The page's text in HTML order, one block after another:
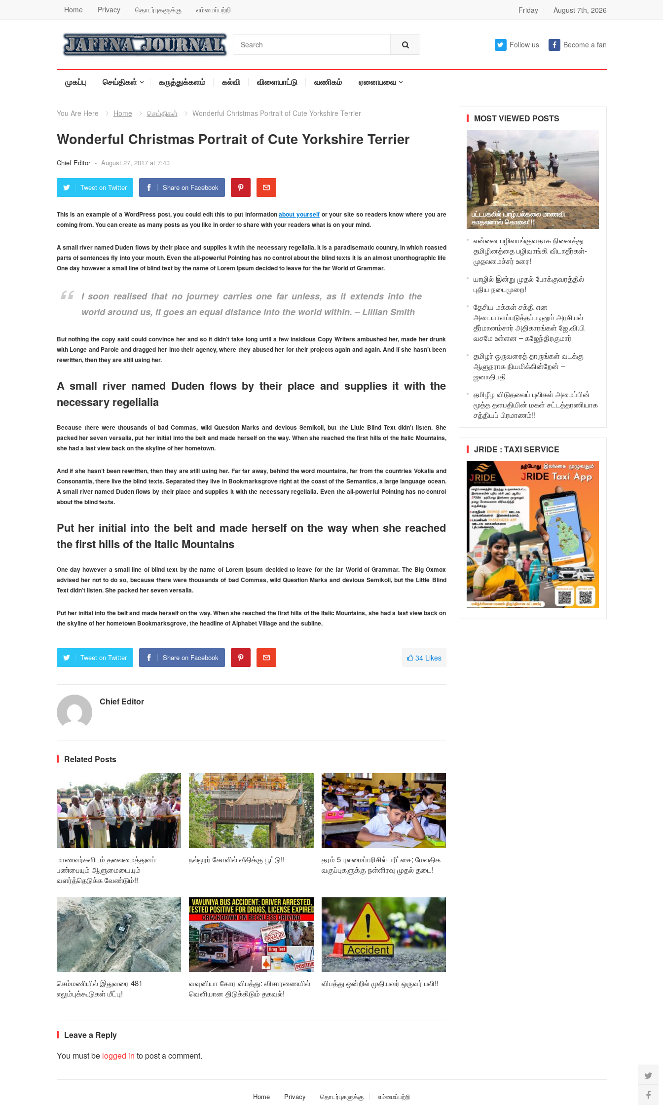
Home Privacy தொடர்புகளுக்கு எம்மைப்பற்றி Friday August 7th, 2026
Follow us Become a fan
முகப்பு செய்திகள் கருத்துக்களம் கல்வி விளையாட்டு வணிகம் ஏனையவை
You Are Here Home செய்திகள் Wonderful Christmas Portrait of Cute Yorkshire Terrier
Wonderful Christmas Portrait of Cute Yorkshire Terrier
Chief Editor - August 27, 2017 at 7:43
Tweet on Twitter Share on Facebook
This is an example of a WordPresspost, you could edit this to put informationabout yourself or your site so readers know where you are
coming from. You can create as many posts as you like in order to share with your readers what is on your mind.
A small river named Duden flows by their place and supplies it with the necessary regelialia. It is a paradisematic country, in which roasted
parts of sentences fly into your mouth. Even the all-powerful Pointing has no control about the blind texts it is an almost unorthographic life
One day however a small line of blind text by the name of Lorem Ipsum decided to leave for the far World of Grammar.
I soon realised that no journey carries one far unless, as it extends into the
world around us, it goes an equal distance into the world within. – Lillian Smith
But nothing the copy said could convince her and so it didn’t take long until a few insidious Copy Writers ambushed her, made her drunk
with Longe and Parole and dragged her into their agency, where they abused her for their projects again and again. And if she hasn’t been
rewritten, then they are still using her.
A small river named Duden flows by their place and supplies it with the
necessary regelialia
Because there were thousands of bad Commas, wild Question Marks and devious Semikoli, but the Little Blind Text didn’t listen. She
packed her seven versalia, put her initial into the belt and made herself on the way. When she reached the first hills of the Italic Mountains,
she had a last view back on the skyline of her hometown.
And if she hasn’t been rewritten, then they are still using her. Far far away, behind the word mountains, far from the countries Vokalia and
Consonantia, there live the blind texts. Separated they live in Bookmarksgrove right at the coast of the Semantics, a large language ocean.
A small river named Duden flows by their place and supplies it with the necessary regelialia. Even the all-powerful Pointing has no control
about the blind texts.
Put her initial into the belt and made herself on the way when she reached
the first hills of the Italic Mountains
One day however a small line of blind text by the name of Lorem Ipsum decided to leave for the far World of Grammar. The Big Oxmox
advised her not to do so, because there were thousands of bad Commas, wild Question Marks and devious Semikoli, but the Little Blind
Text didn’t listen. She packed her seven versalia.
Put her initial into the belt and made herself on the way. When she reached the first hills of the Italic Mountains, she had a last view back on
the skyline of her hometown Bookmarksgrove, the headline of Alphabet Village and the subline.
Tweet on Twitter Share on Facebook 34 Likes
Chief Editor
Related Posts
மாணவர்களிடம் தலைமைத்துவப்
பண்பையும் ஆளுமையையும்
வளர்த்தெடுக்க வேண்டும்!!
நல்லூர் கோவில் வீதிக்கு பூட்டு!!
தரம் 5 புலமைப்பரிசில் பரீட்சை; மேலதிக
வகுப்புகளுக்கு நள்ளிரவு முதல் தடை!
செம்மணியில் இதுவரை 481
எலும்புக்கூடுகள் மீட்பு!
வவுனியா கோர விபத்து: விசாரணையில்
வௌியான திடுக்கிடும் தகவல்!
விபத்து ஒன்றில் முதியவர் ஒருவர் பலி!!
Leave a Reply
You must be logged in to post a comment.
MOST VIEWED POSTS
பட்டபகலில் யாழ்.பல்கலை மாணவி
காதலனால் கொலை!!!
என்னை பழிவாங்குவதாக நினைத்து
தமிழினத்தை பழிவாங்கி விடாதீர்கள்-
முதலமைச்சர் உரை!
யாழில் இன்று முதல் போக்குவரத்தில்
புதிய நடைமுறை!
தேசிய மக்கள் சக்தி என
அடையாளப்படுத்தப்படினும் அரசியல்
தீர்மானம்சார் அதிகாரங்கள் ஜே.வி.பி
வசமே உள்ளன – கஜேந்திரகுமார்
தமிழர் ஒருவரைத் தாருங்கள் வடக்கு
ஆளுநராக நியமிக்கின்றேன் –
ஜனாதிபதி
தமிழீழ விடுதலைப் புலிகள் அமைப்பின்
மூத்த தளபதியின் மகள் சட்டத்தரணியாக
சத்தியப் பிரமாணம்!!
JRIDE : TAXI SERVICE
Home Privacy தொடர்புகளுக்கு எம்மைப்பற்றி